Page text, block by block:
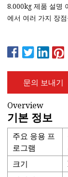
8.000kg 제품 설명
에서 여러 가지 장
문의 보내기
Overview
기본 정보
주요 응용 프
로그램
크기